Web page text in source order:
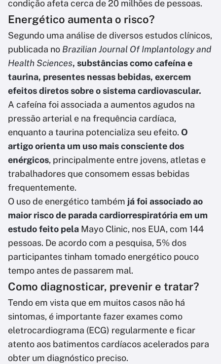
condição afeta cerca de 20 milhões de pessoas.
Energético aumenta o risco?
Segundo uma análise de diversos estudos clínicos,
publicada no Brazilian Journal Of Implantology and
Health Sciences, substâncias como cafeína e
taurina, presentes nessas bebidas, exercem
efeitos diretos sobre o sistema cardiovascular.
A cafeína foi associada a aumentos agudos na
pressão arterial e na frequência cardíaca,
enquanto a taurina potencializa seu efeito. O
artigo orienta um uso mais consciente dos
enérgicos, principalmente entre jovens, atletas e
trabalhadores que consomem essas bebidas
frequentemente.
O uso de energético também já foi associado ao
maior risco de parada cardiorrespiratória em um
estudo feito pela Mayo Clinic, nos EUA, com 144
pessoas. De acordo com a pesquisa, 5% dos
participantes tinham tomado energético pouco
tempo antes de passarem mal.
Como diagnosticar, prevenir e tratar?
Tendo em vista que em muitos casos não há
sintomas, é importante fazer exames como
eletrocardiograma (ECG) regularmente e ficar
atento aos batimentos cardíacos acelerados para
obter um diagnóstico preciso.